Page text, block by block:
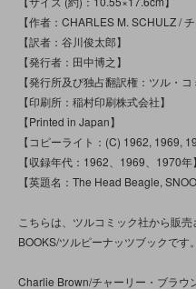
【作者：CHARLES M. SCHULZ /
【訳者：谷川俊太郎】
【発行者：田中博之】
【発行所及び独占翻訳権：ツル・コ
【印刷所：稲村印刷株式会社】
【Printed in Japan】
【コピーライト：(C) 1962, 1969,
【収録年代：1962、1969、1970年】
【英題名：The Head Beagle,
こちらは、ツルコミック社から販
BOOKS/ツルピーナッツブックです。
Charlie Brown/チャーリー・ブラウ